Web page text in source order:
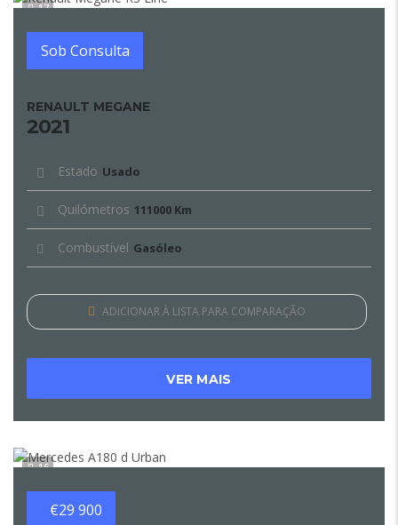
17
Sob Consulta
RENAULT MEGANE
2021
Estado Usado
Quilómetros 111000 Km
Combustível Gasóleo
ADICIONAR À LISTA PARA COMPARAÇÃO
VER MAIS
16
€29 900